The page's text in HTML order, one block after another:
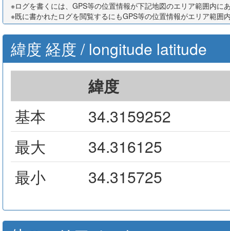
※ログを書くには、GPS等の位置情報が下記地図のエリア範囲内に
※既に書かれたログを閲覧するにもGPS等の位置情報がエリア範囲
緯度 経度 / longitude latitude
緯度
基本
34.3159252
最大
34.316125
最小
34.315725